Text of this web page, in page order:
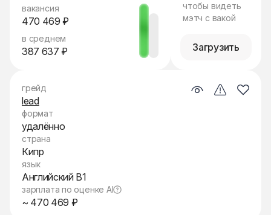
вакансия
470 469 ₽
в среднем
387 637 ₽
чтобы видеть
мэтч с вакой
Загрузить
грейд
lead
формат
удалённо
страна
Кипр
язык
Английский B1
зарплата по оценке AI
~ 470 469 ₽